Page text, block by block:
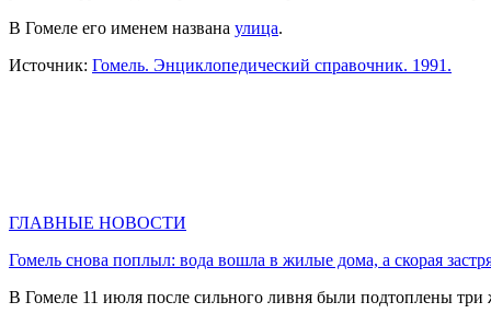
В Гомеле его именем названа улица.
Источник: Гомель. Энциклопедический справочник. 1991.
ГЛАВНЫЕ НОВОСТИ
Гомель снова поплыл: вода вошла в жилые дома, а скорая
В Гомеле 11 июля после сильного ливня были подтоплены